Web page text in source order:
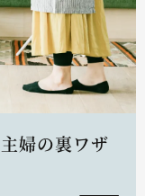
婦の裏ワザ